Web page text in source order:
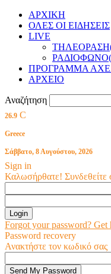
ΑΡΧΙΚΗ
ΟΛΕΣ ΟΙ ΕΙΔΗΣΕΙΣ
LIVE
ΠΡΟΓΡΑΜΜΑ
ΑΡΧΕΙΟ
Αναζήτηση
26.9 C
Greece
Σάββατο, 8 Αυγούστου, 2026
Sign in
Καλωσήρθατε! Συνδεθείτε
Forgot your password? Get
Password recovery
Ανακτήστε τον κωδικό σας